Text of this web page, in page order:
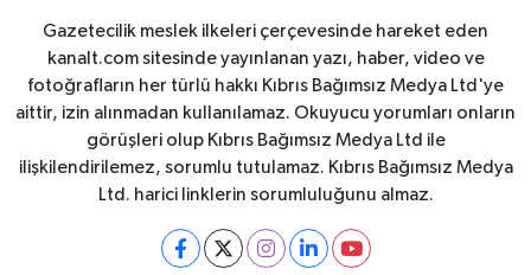
Gazetecilik meslek ilkeleri çerçevesinde hareket eden
kanalt.com sitesinde yayınlanan yazı, haber, video ve
fotoğrafların her türlü hakkı Kıbrıs Bağımsız Medya Ltd'ye
aittir, izin alınmadan kullanılamaz. Okuyucu yorumları onların
görüşleri olup Kıbrıs Bağımsız Medya Ltd ile
ilişkilendirilemez, sorumlu tutulamaz. Kıbrıs Bağımsız Medya
Ltd. harici linklerin sorumluluğunu almaz.